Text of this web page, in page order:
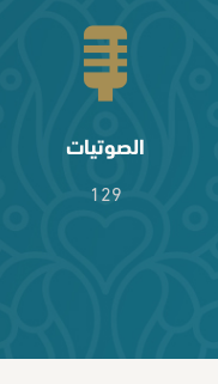
الصوتيات
129